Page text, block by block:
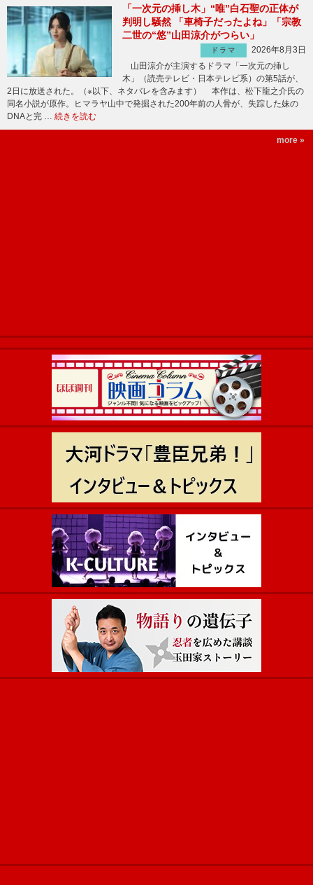
「一次元の挿し木」“唯”白石聖の正体が
判明し騒然 「車椅子だったよね」「宗教
二世の“悠”山田涼介がつらい」
ドラマ
2026年8月3日
山田涼介が主演するドラマ「一次元の挿し
木」（読売テレビ・日本テレビ系）の第5話が、
2日に放送された。（※以下、ネタバレを含みます） 本作は、松下龍之介氏の
同名小説が原作。ヒマラヤ山中で発掘された200年前の人骨が、失踪した妹の
DNAと完 … 続きを読む
more »